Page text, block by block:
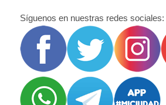
Síguenos en nuestras redes sociales: